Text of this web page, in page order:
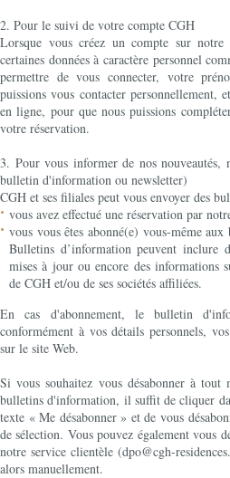
2. Pour le suivi de votre compte CGH
Lorsque vous créez un compte sur notre
certaines données à caractère personnel
permettre de vous connecter, votre
puissions vous contacter personnellement,
en ligne, pour que nous puissions
votre réservation.
3. Pour vous informer de nos
bulletin d'information ou newsletter)
CGH et ses filiales peut vous envoyer des
vous avez effectué une réservation par
vous vous êtes abonné(e) vous-même
Bulletins d’information peuvent inclure
mises à jour ou encore des informations
de CGH et/ou de ses sociétés affiliées.
En cas d'abonnement, le bulletin
conformément à vos détails personnels,
sur le site Web.
Si vous souhaitez vous désabonner à
bulletins d'information, il suffit de cliquer
texte « Me désabonner » et de vous
de sélection. Vous pouvez également vous
notre service clientèle (dpo@cgh-
alors manuellement.